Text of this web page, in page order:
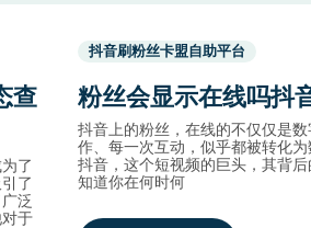
查
了
了
泛
于
Used
before
names.
抖音刷粉丝卡盟自助平台
粉丝会显示在线吗抖
抖音上的粉丝，在线的不仅仅是
作、每一次互动，似乎都被转化
抖音，这个短视频的巨头，其背
知道你在何时何